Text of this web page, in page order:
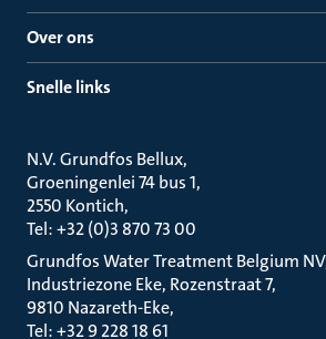
Over ons
Snelle links
N.V. Grundfos Bellux
Groeningenlei 74 bus 1
2550 Kontich
Tel: +32 (0)3 870 73 00
Grundfos Water Treatment Belgium NV
Industriezone Eke, Rozenstraat 7
9810 Nazareth-Eke
Tel: +32 9 228 18 61